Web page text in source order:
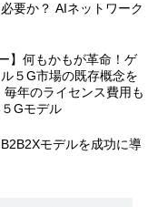
要か？ AIネットワーク
】何もかもが革命！ゲ
５G市場の既存概念を
年のライセンス費用も
Gモデル
モデルを成功に導